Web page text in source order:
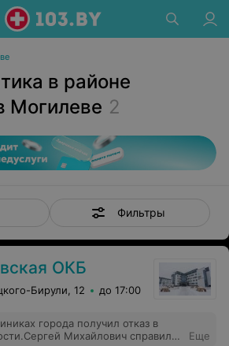
в районе
Могилеве 2
Фильтры
ОКБ
Бирули, 12 до 17:00
города получил отказ в
Михайлович справился
Еще